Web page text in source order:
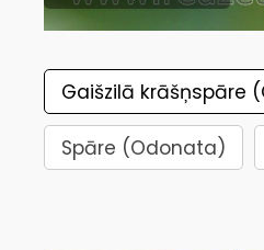
Gaišzilā krāšņspāre
Spāre (Odonata)